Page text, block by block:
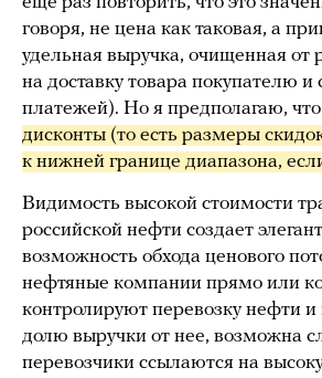
говоря, не цена как таковая, а
удельная выручка, очищенная от
на доставку товара покупателю
платежей). Но я предполагаю, что
дисконты (то есть размеры
к нижней границе диапазона,
Видимость высокой стоимости
российской нефти создает
возможность обхода ценового
нефтяные компании прямо или
контролируют перевозку нефти
долю выручки от нее, возможна
перевозчики ссылаются на